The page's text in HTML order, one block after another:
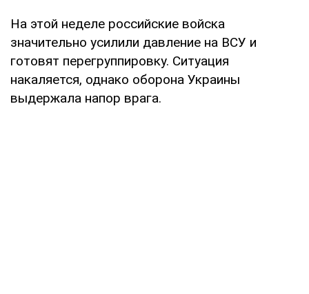
На этой неделе российские войска
значительно усилили давление на ВСУ и
готовят перегруппировку. Ситуация
накаляется, однако оборона Украины
выдержала напор врага.